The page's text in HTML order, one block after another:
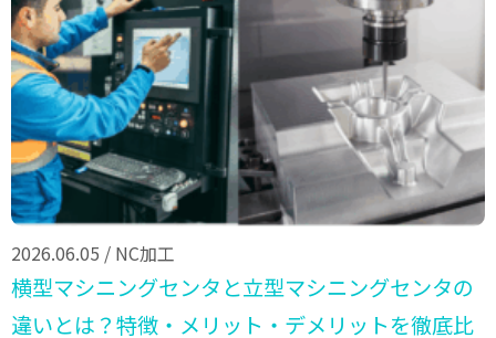
2026.06.05 / NC加工
横型マシニングセンタと立型マシニングセンタの
違いとは？特徴・メリット・デメリットを徹底比